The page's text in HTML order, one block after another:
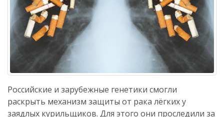
Российские и зарубежные генетики смогли
раскрыть механизм защиты от рака лёгких у
заядлых курильщиков. Для этого они проследили за